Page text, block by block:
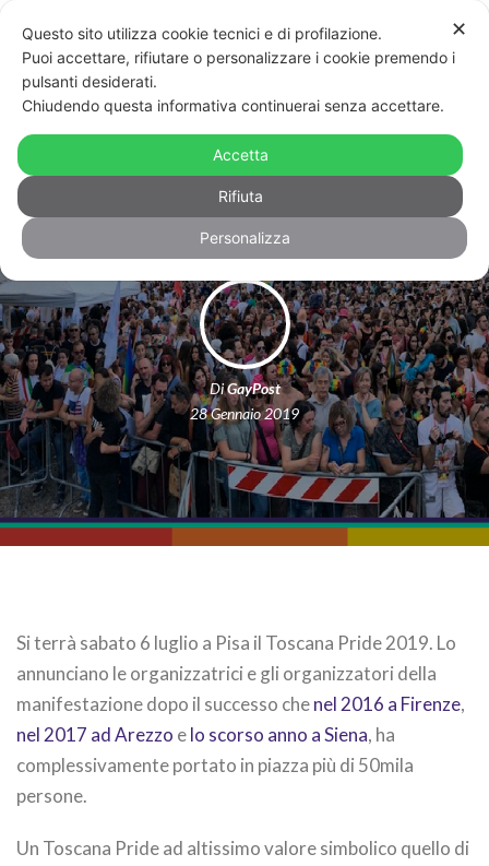
Il prossimo Toscana Pride sarà a Pisa:
ecco la data
DiGayPost
28 Gennaio 2019
Si terrà sabato 6 luglio a Pisa il Toscana Pride 2019. Lo
annunciano le organizzatrici e gli organizzatori della
manifestazione dopo il successo chenel 2016 a Firenze,
nel 2017 ad Arezzo elo scorso anno a Siena, ha
complessivamente portato in piazza più di 50mila
persone.
Un Toscana Pride ad altissimo valore simbolico quello di
✕
Questo sito utilizza cookie tecnici e di profilazione.
Puoi accettare, rifiutare o personalizzare i cookie premendo i
pulsanti desiderati.
Chiudendo questa informativa continuerai senza accettare.
Accetta
Rifiuta
Personalizza